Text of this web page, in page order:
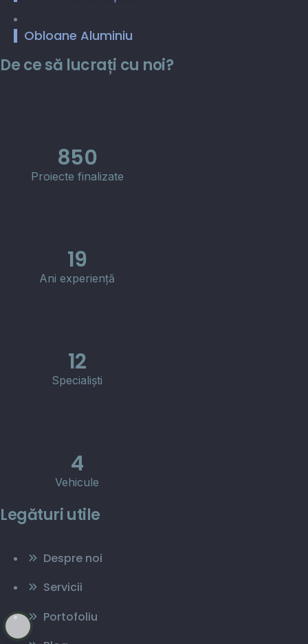
Obloane Aluminiu
De ce să lucrați cu noi?
850
Proiecte finalizate
19
Ani experiență
12
Specialiști
4
Vehicule
Legături utile
Despre noi
Servicii
Portofoliu